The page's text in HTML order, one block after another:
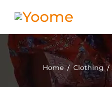
Home / Clothing /